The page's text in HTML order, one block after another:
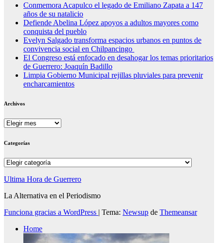
Conmemora Acapulco el legado de Emiliano Zapata a 147
años de su natalicio
Defiende Abelina López apoyos a adultos mayores como
conquista del pueblo
Evelyn Salgado transforma espacios urbanos en puntos de
convivencia social en Chilpancingo
El Congreso está enfocado en desahogar los temas prioritarios
de Guerrero: Joaquín Badillo
Limpia Gobierno Municipal rejillas pluviales para prevenir
encharcamientos
Archivos
Archivos
Categorías
Categorías
Ultima Hora de Guerrero
La Alternativa en el Periodismo
Funciona gracias a WordPress | Tema: Newsup de Themeansar
Home